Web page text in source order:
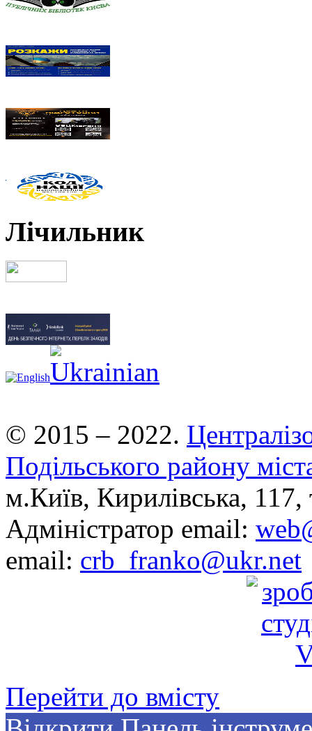
Лічильник
© 2015 – 2022.
Подільського району
м.Київ, Кирилівська,
Адміністратор email:
email: crb_franko@ukr.net
Перейти до вмісту